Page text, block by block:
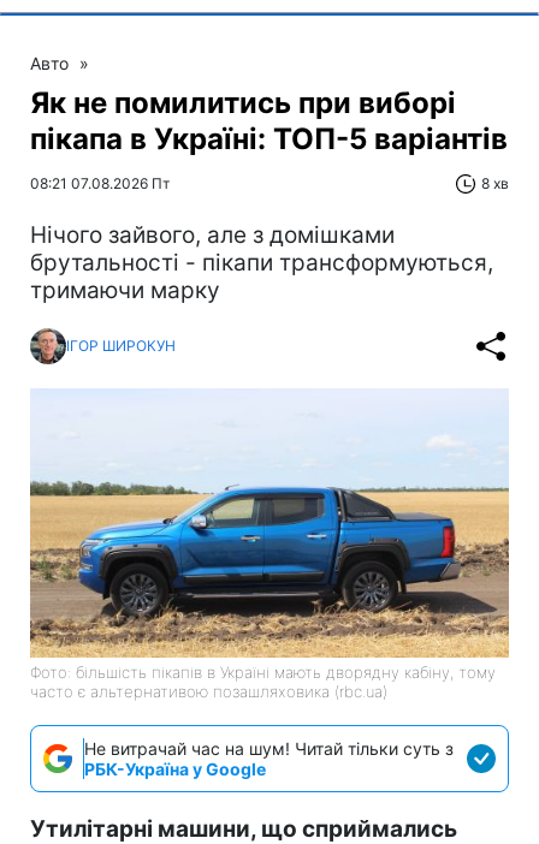
Авто »
Як не помилитись при виборі
пікапа в Україні: ТОП-5 варіантів
08:21 07.08.2026 Пт 8 хв
Нічого зайвого, але з домішками
брутальності - пікапи трансформуються,
тримаючи марку
ІГОР ШИРОКУН
Фото: більшість пікапів в Україні мають дворядну кабіну, тому
часто є альтернативою позашляховика (rbc.ua)
Не витрачай час на шум! Читай тільки суть з
РБК-Україна у Google
Утилітарні машини, що сприймались